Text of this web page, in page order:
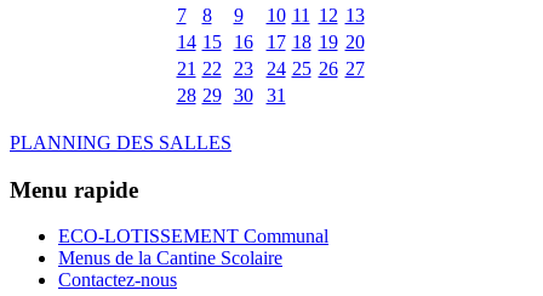
7
8 9 10 11 12 13
14 15 16 17 18 19 20
21 22 23 24 25 26 27
28 29 30 31
PLANNING DES SALLES
Menu rapide
ECO-LOTISSEMENT Communal
Menus de la Cantine Scolaire
Contactez-nous